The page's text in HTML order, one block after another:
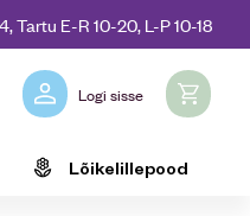
Tartu E-R 10-20, L-P 10-18
Logi sisse
Lõikelillepood